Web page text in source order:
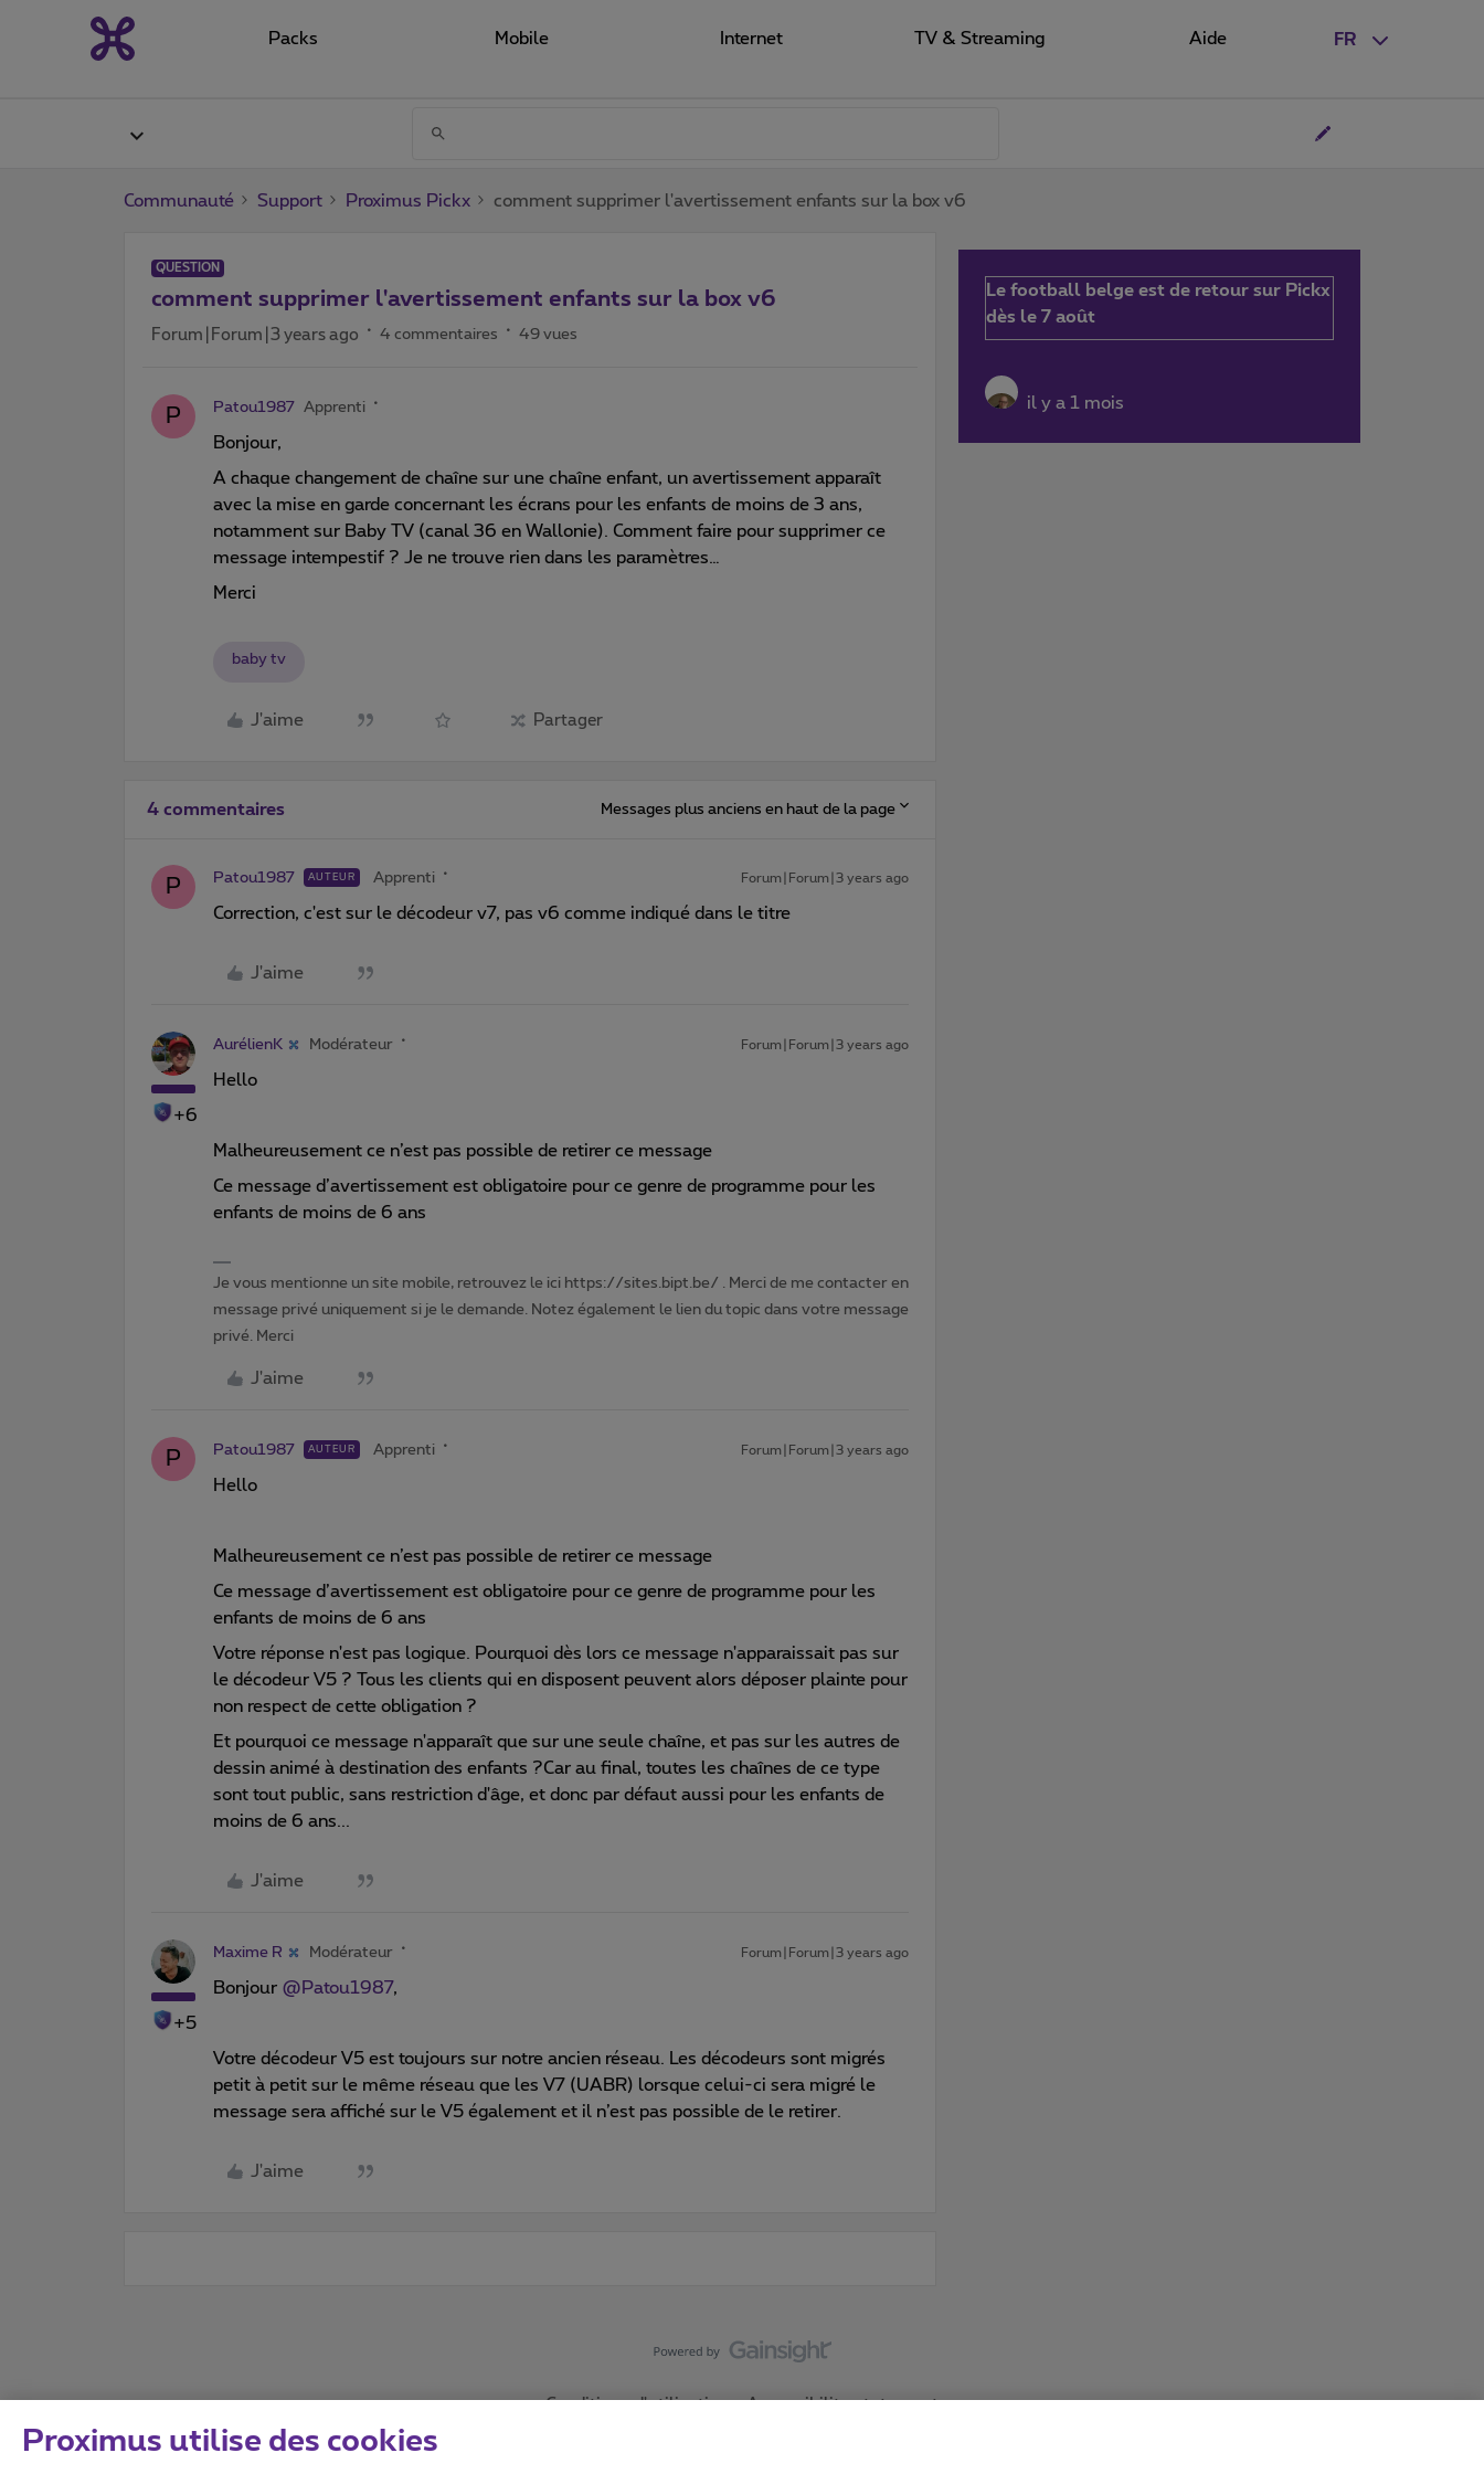
FR
Packs Mobile Internet TV & Streaming Aide
Communauté Support Proximus Pickx comment supprimer l'avertissement enfants sur la box v6
QUESTION
comment supprimer l'avertissement enfants sur la box v6
Forum|Forum|3 years ago 4 commentaires 49 vues
P Patou1987 Apprenti
Bonjour,
A chaque changement de chaîne sur une chaîne enfant, un avertissement apparaît
avec la mise en garde concernant les écrans pour les enfants de moins de 3 ans,
notamment sur Baby TV (canal 36 en Wallonie). Comment faire pour supprimer ce
message intempestif ? Je ne trouve rien dans les paramètres…
Merci
baby tv
J'aime Partager
4 commentaires Messages plus anciens en haut de la page
P Patou1987 AUTEUR Apprenti Forum|Forum|3 years ago
Correction, c'est sur le décodeur v7, pas v6 comme indiqué dans le titre
J'aime
+6
AurélienK Modérateur Forum|Forum|3 years ago
Hello
Malheureusement ce n’est pas possible de retirer ce message
Ce message d’avertissement est obligatoire pour ce genre de programme pour les
enfants de moins de 6 ans
Je vous mentionne un site mobile, retrouvez le ici https://sites.bipt.be/ . Merci de me contacter en
message privé uniquement si je le demande. Notez également le lien du topic dans votre message
privé. Merci
J'aime
P Patou1987 AUTEUR Apprenti Forum|Forum|3 years ago
Hello
Malheureusement ce n’est pas possible de retirer ce message
Ce message d’avertissement est obligatoire pour ce genre de programme pour les
enfants de moins de 6 ans
Votre réponse n'est pas logique. Pourquoi dès lors ce message n'apparaissait pas sur
le décodeur V5 ? Tous les clients qui en disposent peuvent alors déposer plainte pour
non respect de cette obligation ?
Et pourquoi ce message n'apparaît que sur une seule chaîne, et pas sur les autres de
dessin animé à destination des enfants ?Car au final, toutes les chaînes de ce type
sont tout public, sans restriction d'âge, et donc par défaut aussi pour les enfants de
moins de 6 ans...
J'aime
+5
Maxime R Modérateur Forum|Forum|3 years ago
Bonjour @Patou1987,
Votre décodeur V5 est toujours sur notre ancien réseau. Les décodeurs sont migrés
petit à petit sur le même réseau que les V7 (UABR) lorsque celui-ci sera migré le
message sera affiché sur le V5 également et il n’est pas possible de le retirer.
J'aime
Le football belge est de retour sur Pickx
dès le 7 août
il y a 1 mois
Conditions d'utilisation Accessibility statement
Proximus utilise des cookies